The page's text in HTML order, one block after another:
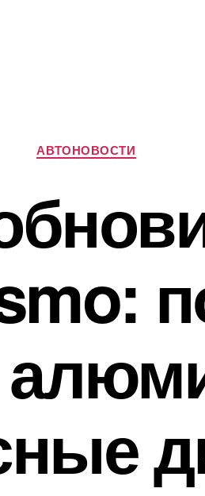
Рубрики
АВТОНОВОСТИ